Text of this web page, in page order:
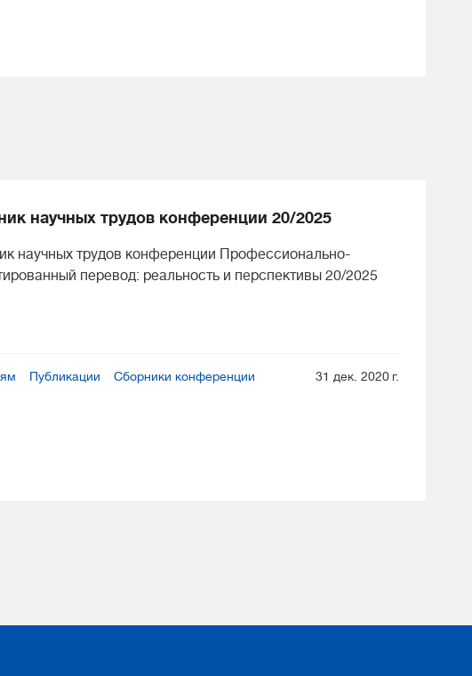
научных трудов конференции 20/2025
научных трудов конференции Профессионально-
перевод: реальность и перспективы 20/2025
Публикации Сборники конференции 31 дек. 2020 г.